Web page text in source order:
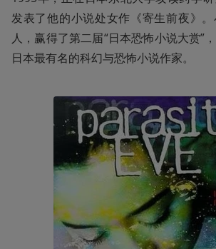
发表了他的小说处女作《寄生前夜》
人，赢得了第二届“日本恐怖小说大赏”
日本最有名的科幻与恐怖小说作家。